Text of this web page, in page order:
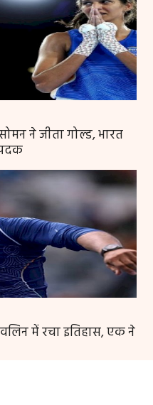
ने जीता गोल्ड, भारत
में रचा इतिहास, एक ने